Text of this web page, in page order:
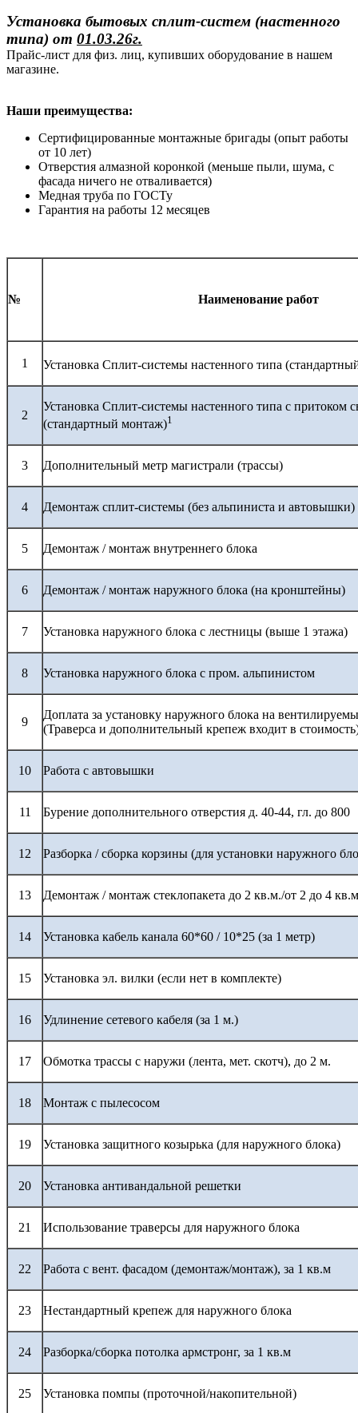
Установка бытовых сплит-систем (настенного
типа) от 01.03.26г.
Прайс-лист для физ. лиц, купивших оборудование в нашем
магазине.
Наши преимущества:
Сертифицированные монтажные бригады (опыт работы
от 10 лет)
Отверстия алмазной коронкой (меньше пыли, шума, с
фасада ничего не отваливается)
Медная труба по ГОСТу
Гарантия на работы 12 месяцев
№ Наименование работ
1 Установка Сплит-системы настенного типа
2
Установка Сплит-системы настенного типа с притоком
(стандартный монтаж)1
3 Дополнительный метр магистрали (трассы)
4 Демонтаж сплит-системы (без альпиниста и автовышки)
5 Демонтаж / монтаж внутреннего блока
6 Демонтаж / монтаж наружного блока (на кронштейны)
7 Установка наружного блока с лестницы (выше 1 этажа)
8 Установка наружного блока с пром. альпинистом
9
Доплата за установку наружного блока на
(Траверса и дополнительный крепеж входит в
10 Работа с автовышки
11 Бурение дополнительного отверстия д. 40-44, гл. до 800
12 Разборка / сборка корзины (для установки наружного
13 Демонтаж / монтаж стеклопакета до 2 кв.м./от 2 до 4
14 Установка кабель канала 60*60 / 10*25 (за 1 метр)
15 Установка эл. вилки (если нет в комплекте)
16 Удлинение сетевого кабеля (за 1 м.)
17 Обмотка трассы с наружи (лента, мет. скотч), до 2 м.
18 Монтаж с пылесосом
19 Установка защитного козырька (для наружного блока)
20 Установка антивандальной решетки
21 Использование траверсы для наружного блока
22 Работа с вент. фасадом (демонтаж/монтаж), за 1 кв.м
23 Нестандартный крепеж для наружного блока
24 Разборка/сборка потолка армстронг, за 1 кв.м
25 Установка помпы (проточной/накопительной)